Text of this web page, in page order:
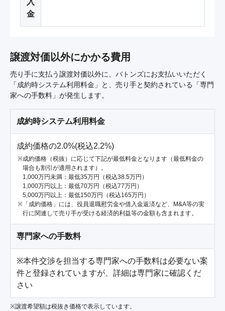
入
金
譲渡対価以外にかかる費用
売り手に支払う譲渡対価以外に、バトンズにお支払いいただく
「成約時システム利用料金」と、売り手と契約されている「専門
家への手数料」が発生します。
成約時システム利用料金
成約価格の2.0%(税込2.2%)
成約価格（税抜）に応じて下記が最低料金となります（最低料金の
場合も割引が適用されます）。
1,000万円未満：最低35万円（税込38.5万円）
1,000万円以上：最低70万円（税込77万円）
5,000万円以上：最低150万円（税込165万円）
「成約価格」には、役員退職慰労金や借入金返済など、M&A等の実
行に関連して売り手が受ける経済的利益等の金額も含まれます。
専門家への手数料
※本件交渉を担当する専門家への手数料は必要ない案
件と登録されていますが、詳細は専門家に確認くだ
さい
※譲渡希望額は税抜き価格で表示しています。